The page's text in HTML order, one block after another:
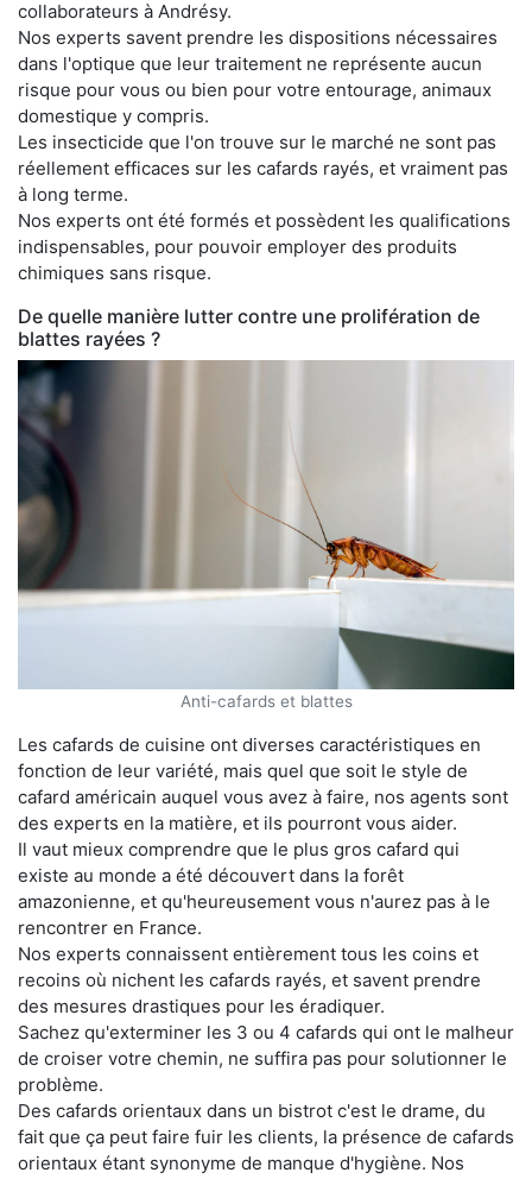
collaborateurs à Andrésy.
Nos experts savent prendre les dispositions nécessaires
dans l'optique que leur traitement ne représente aucun
risque pour vous ou bien pour votre entourage, animaux
domestique y compris.
Les insecticide que l'on trouve sur le marché ne sont pas
réellement efficaces sur les cafards rayés, et vraiment pas
à long terme.
Nos experts ont été formés et possèdent les qualifications
indispensables, pour pouvoir employer des produits
chimiques sans risque.
De quelle manière lutter contre une prolifération de
blattes rayées ?
Anti-cafards et blattes
Les cafards de cuisine ont diverses caractéristiques en
fonction de leur variété, mais quel que soit le style de
cafard américain auquel vous avez à faire, nos agents sont
des experts en la matière, et ils pourront vous aider.
Il vaut mieux comprendre que le plus gros cafard qui
existe au monde a été découvert dans la forêt
amazonienne, et qu'heureusement vous n'aurez pas à le
rencontrer en France.
Nos experts connaissent entièrement tous les coins et
recoins où nichent les cafards rayés, et savent prendre
des mesures drastiques pour les éradiquer.
Sachez qu'exterminer les 3 ou 4 cafards qui ont le malheur
de croiser votre chemin, ne suffira pas pour solutionner le
problème.
Des cafards orientaux dans un bistrot c'est le drame, du
fait que ça peut faire fuir les clients, la présence de cafards
orientaux étant synonyme de manque d'hygiène. Nos